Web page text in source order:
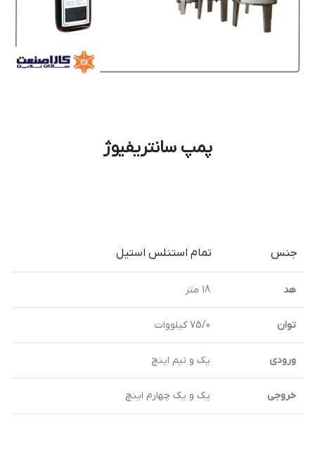
پمپ سانتریفیوژ
جنس تمام استنلس استیل
هد 18 متر
توان 75/0 کیلووات
ورودی یک و نیم اینچ
خروجی یک و یک چهارم اینچ